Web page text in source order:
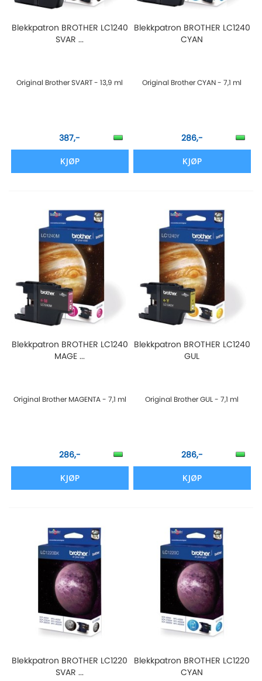
Blekkpatron BROTHER LC1240
SVAR ...
Original Brother SVART - 13,9 ml
387,-
KJØP
Blekkpatron BROTHER LC1240
CYAN
Original Brother CYAN - 7,1 ml
286,-
KJØP
Blekkpatron BROTHER LC1240
MAGE ...
Original Brother MAGENTA - 7,1 ml
286,-
KJØP
Blekkpatron BROTHER LC1240
GUL
Original Brother GUL - 7,1 ml
286,-
KJØP
Blekkpatron BROTHER LC1220
SVAR ...
Blekkpatron BROTHER LC1220
CYAN